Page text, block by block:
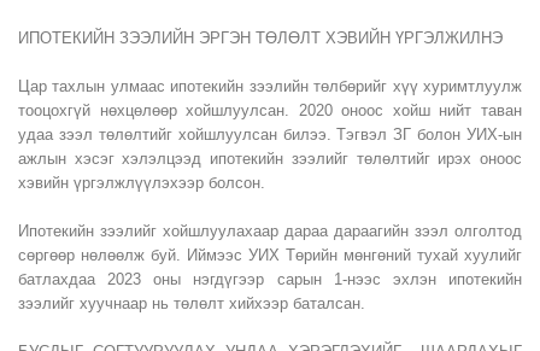
ИПОТЕКИЙН ЗЭЭЛИЙН ЭРГЭН ТӨЛӨЛТ ХЭВИЙН ҮРГЭЛЖИЛНЭ
Цар тахлын улмаас ипотекийн зээлийн төлбөрийг хүү хуримтлуулж
тооцохгүй нөхцөлөөр хойшлуулсан. 2020 оноос хойш нийт таван
удаа зээл төлөлтийг хойшлуулсан билээ. Тэгвэл ЗГ болон УИХ-ын
ажлын хэсэг хэлэлцээд ипотекийн зээлийг төлөлтийг ирэх оноос
хэвийн үргэлжлүүлэхээр болсон.
Ипотекийн зээлийг хойшлуулахаар дараа дараагийн зээл олголтод
сөргөөр нөлөөлж буй. Иймээс УИХ Төрийн мөнгөний тухай хуулийг
батлахдаа 2023 оны нэгдүгээр сарын 1-нээс эхлэн ипотекийн
зээлийг хуучнаар нь төлөлт хийхээр баталсан.